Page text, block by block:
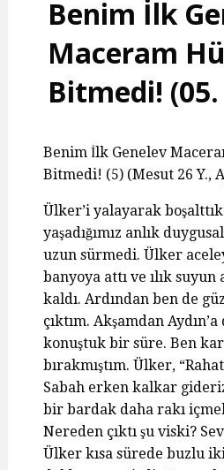
Benim İlk
Maceram
Bitmedi!
Benim İlk Genelev
Bitmedi! (5) (Mesut 26 Y.,
Ülker’i yalayarak
yaşadığımız anlık
uzun sürmedi. Ülker
banyoya attı ve ılık
kaldı. Ardından ben de
çıktım. Akşamdan
konuştuk bir süre. Ben
bırakmıştım. Ülker,
Sabah erken kalkar
bir bardak daha rakı
Nereden çıktı şu viski?
Ülker kısa sürede buzlu